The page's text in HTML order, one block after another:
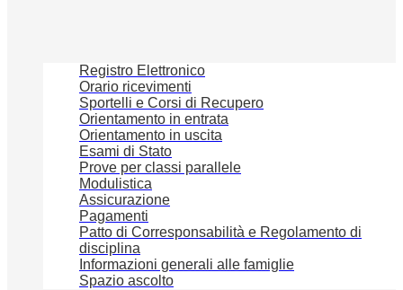
Registro Elettronico
Orario ricevimenti
Sportelli e Corsi di Recupero
Orientamento in entrata
Orientamento in uscita
Esami di Stato
Prove per classi parallele
Modulistica
Assicurazione
Pagamenti
Patto di Corresponsabilità e Regolamento di
disciplina
Informazioni generali alle famiglie
Spazio ascolto